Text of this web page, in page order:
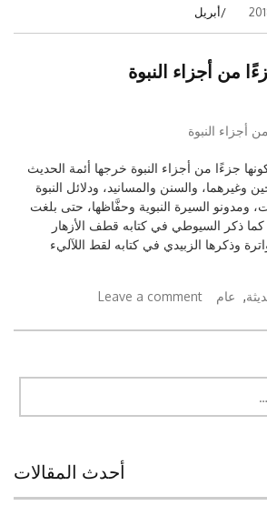
أبريل
من أجزاء النبوة
جزءًا من أجزاء النبوة خرجها أئمة الحديث
وغيرهما، والسنن والمسانيد، ودلائل النبوة
ومدونو السيرة النبوية وحفَّاظها، حتى بلغت
كما ذكر السيوطي في كتابه قطف الأزهار
وذكرها الزبيدي في كتابه لقط اللآليء
, عام Leave a comment
أحدث المقالات